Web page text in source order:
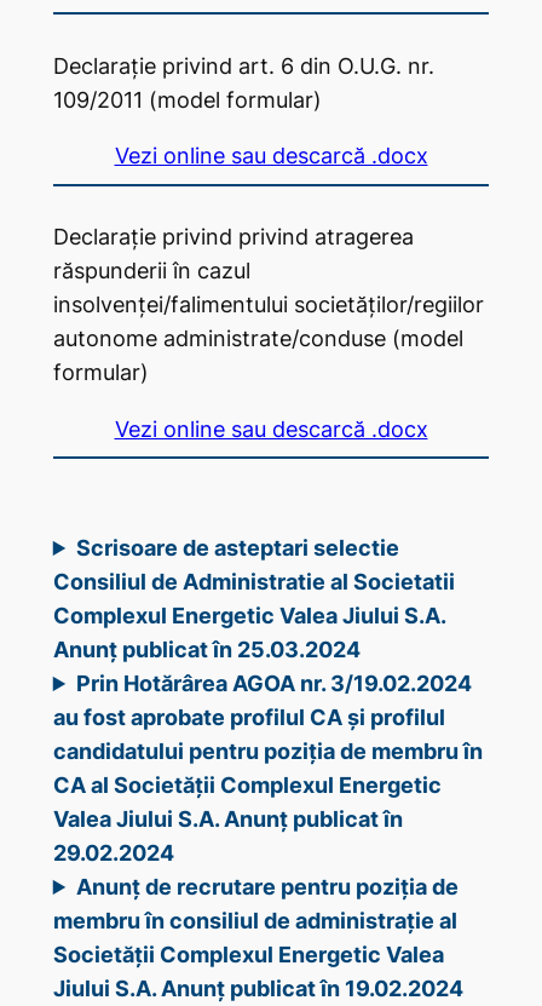
Declarație privind art. 6 din O.U.G. nr.
109/2011 (model formular)
Vezi online sau descarcă .docx
Declarație privind privind atragerea
răspunderii în cazul
insolvenței/falimentului societăților/regiilor
autonome administrate/conduse (model
formular)
Vezi online sau descarcă .docx
Scrisoare de asteptari selectie
Consiliul de Administratie al Societatii
Complexul Energetic Valea Jiului S.A.
Anunț publicat în 25.03.2024
Prin Hotărârea AGOA nr. 3/19.02.2024
au fost aprobate profilul CA și profilul
candidatului pentru poziția de membru în
CA al Societății Complexul Energetic
Valea Jiului S.A. Anunț publicat în
29.02.2024
Anunț de recrutare pentru poziția de
membru în consiliul de administrație al
Societății Complexul Energetic Valea
Jiului S.A. Anunț publicat în 19.02.2024